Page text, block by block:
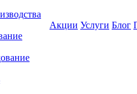
Акции Услуги Блог